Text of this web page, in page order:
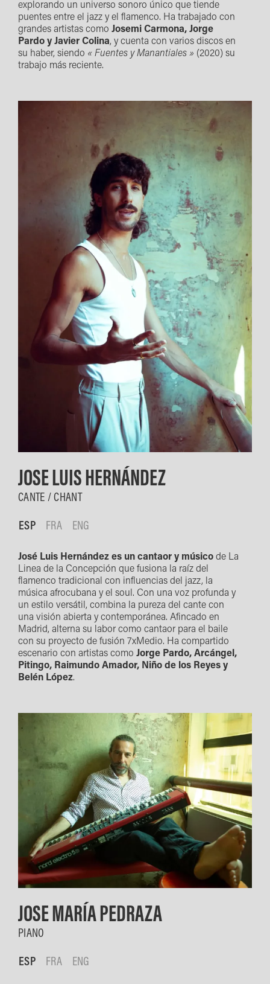
explorando un universo sonoro único que tiende
puentes entre el jazz y el flamenco. Ha trabajado con
grandes artistas como Josemi Carmona, Jorge
Pardo y Javier Colina, y cuenta con varios discos en
su haber, siendo « Fuentes y Manantiales » (2020) su
trabajo más reciente.
JOSE LUIS HERNÁNDEZ
CANTE / CHANT
ESP
FRA ENG
José Luis Hernández es un cantaor y músicode La
Linea de la Concepción que fusiona la raíz del
flamenco tradicional con influencias del jazz, la
música afrocubana y el soul. Con una voz profunda y
un estilo versátil, combina la pureza del cante con
una visión abierta y contemporánea. Afincado en
Madrid, alterna su labor como cantaor para el baile
con su proyecto de fusión 7xMedio. Ha compartido
escenario con artistas como Jorge Pardo, Arcángel,
Pitingo, Raimundo Amador, Niño de los Reyes y
Belén López.
JOSE MARÍA PEDRAZA
PIANO
ESP
FRA ENG